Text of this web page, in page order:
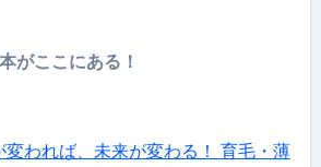
がここにある！
変われば、未来が変わる！ 育毛・薄